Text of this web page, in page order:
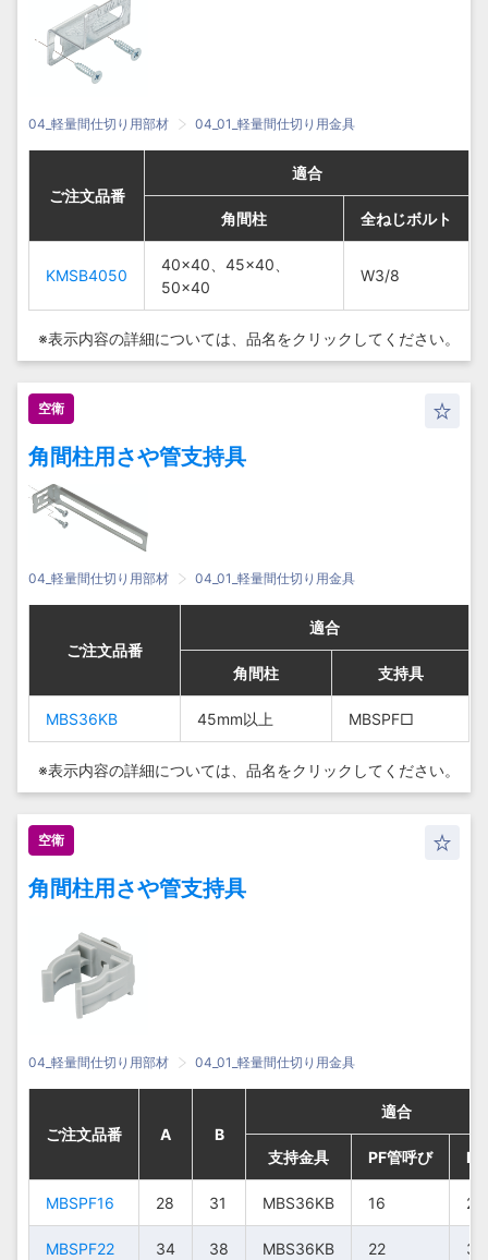
04_軽量間仕切り用部材 04_01_軽量間仕切り用金具
ご注文品番
全ねじボルト
KMSB4050
40×40、
45×40、
50×40
ご注文品番
適合
角間柱 全ねじボルト
KMSB4050
40×40、45×40、
50×40
W3/8
ご注文品番
全ねじボルト
KMSB4050
40×40、
45×40、
50×40
ご注文品番
適合
角間柱 全ねじボルト
KMSB4050
40×40、45×40、
50×40
W3/8
※表示内容の詳細については、 品名をクリックしてください。
空衛
角間柱用さや管支持具
04_軽量間仕切り用部材 04_01_軽量間仕切り用金具
ご注文品番
支持具
MBS36KB
45mm
以上
MBSPF□
ご注文品番
適合
角間柱 支持具
MBS36KB 45mm以上 MBSPF□
ご注文品番
支持具
MBS36KB
45mm
以上
MBSPF□
ご注文品番
適合
角間柱 支持具
MBS36KB 45mm以上 MBSPF□
※表示内容の詳細については、 品名をクリックしてください。
空衛
角間柱用さや管支持具
04_軽量間仕切り用部材 04_01_軽量間仕切り用金具
ご注文品番 A B
適合
支持金具 PF管呼び
MBSPF16 28 31 MBS36KB 16
MBSPF22 34 38 MBS36KB 22
ご注文品番 A B
適合
支持金具 PF管呼び
MBSPF16 28 31 MBS36KB 16
MBSPF22 34 38 MBS36KB 22
ご注文品番 A B
適合
支持金具 PF管呼び
MBSPF16 28 31 MBS36KB 16
MBSPF22 34 38 MBS36KB 22
ご注文品番 A B
適合
支持金具 PF管呼び
MBSPF16 28 31 MBS36KB 16
MBSPF22 34 38 MBS36KB 22